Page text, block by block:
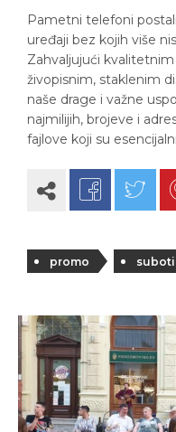
Pametni telefoni
uređaji bez kojih više
Zahvaljujući
živopisnim, staklenim
naše drage i važne
najmilijih, brojeve i
fajlove koji su
promo